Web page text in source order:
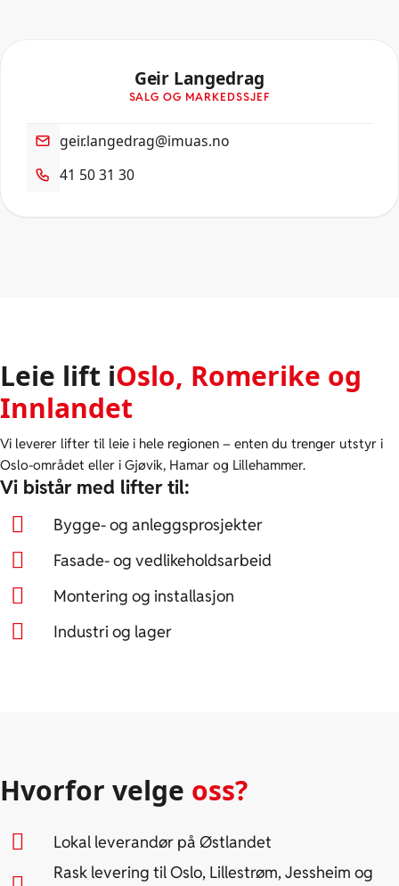
Geir Langedrag
SALG OG MARKEDSSJEF
geir.langedrag@imuas.no
41 50 31 30
Leie lift iOslo, Romerike og
Innlandet
Vi leverer lifter til leie i hele regionen – enten du trenger utstyr i
Oslo-området eller i Gjøvik, Hamar og Lillehammer.
Vi bistår med lifter til:
Bygge- og anleggsprosjekter
Fasade- og vedlikeholdsarbeid
Montering og installasjon
Industri og lager
Hvorfor velge oss?
Lokal leverandør på Østlandet
Rask levering til Oslo, Lillestrøm, Jessheim og